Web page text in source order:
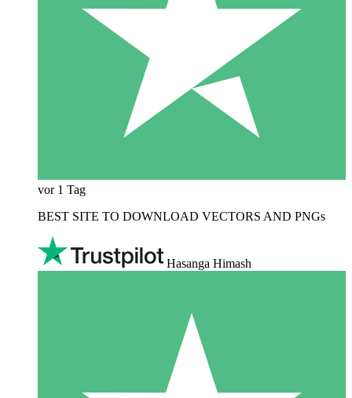
vor 1 Tag
BEST SITE TO DOWNLOAD VECTORS AND PNGs
Hasanga Himash